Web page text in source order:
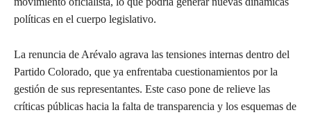
políticas en el cuerpo legislativo.
La renuncia de Arévalo agrava las tensiones internas dentro del
Partido Colorado, que ya enfrentaba cuestionamientos por la
gestión de sus representantes. Este caso pone de relieve las
críticas públicas hacia la falta de transparencia y los esquemas de